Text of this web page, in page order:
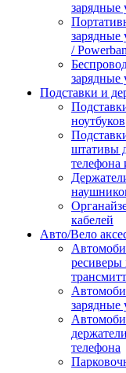
зарядные
зарядные
/
зарядные
Подставки и
ноутбуков
штативы
телефона
кабелей
Авто/Вело
ресиверы
зарядные
телефона